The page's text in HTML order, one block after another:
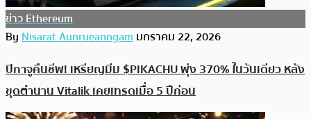
ข่าว Ethereum
ByNisarat Aunrueanngamมกราคม 22, 2026
ปิกาจูคืนชีพ! เหรียญมีม $PIKACHU พุ่ง 370% ในวันเดียว หลัง
ขุดตำนาน Vitalik เคยเทรดเมื่อ 5 ปีก่อน